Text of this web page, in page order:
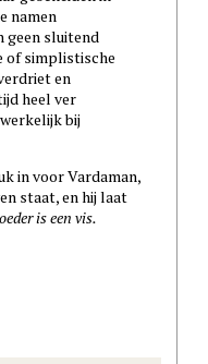
namen
geen sluitend
of simplistische
en
heel ver
bij
in voor Vardaman,
staat, en hij laat
is een vis.